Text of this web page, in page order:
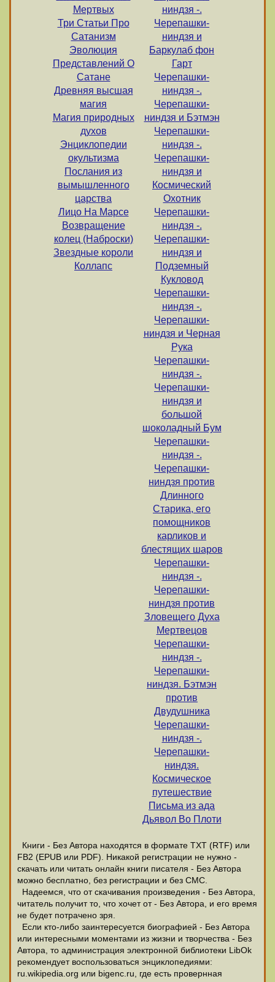
Мертвых
Три Статьи Про
Сатанизм
Эволюция
Представлений О
Сатане
Древняя высшая
магия
Магия природных
духов
Энциклопедии
окультизма
Послания из
вымышленного
царства
Лицо На Марсе
Возвращение
колец (Наброски)
Звездные короли
Коллапс
ниндзя -.
Черепашки-
ниндзя и
Баркулаб фон
Гарт
Черепашки-
ниндзя -.
Черепашки-
ниндзя и Бэтмэн
Черепашки-
ниндзя -.
Черепашки-
ниндзя и
Космический
Охотник
Черепашки-
ниндзя -.
Черепашки-
ниндзя и
Подземный
Кукловод
Черепашки-
ниндзя -.
Черепашки-
ниндзя и Черная
Рука
Черепашки-
ниндзя -.
Черепашки-
ниндзя и
большой
шоколадный Бум
Черепашки-
ниндзя -.
Черепашки-
ниндзя против
Длинного
Старика, его
помощников
карликов и
блестящих шаров
Черепашки-
ниндзя -.
Черепашки-
ниндзя против
Зловещего Духа
Мертвецов
Черепашки-
ниндзя -.
Черепашки-
ниндзя. Бэтмэн
против
Двудушника
Черепашки-
ниндзя -.
Черепашки-
ниндзя.
Космическое
путешествие
Письма из ада
Дьявол Во Плоти
Книги - Без Автора находятся в формате ТХТ (RTF) или
FB2 (EPUB или PDF). Никакой регистрации не нужно -
скачать или читать онлайн книги писателя - Без Автора
можно бесплатно, без регистрации и без СМС.
Надеемся, что от скачивания произведения - Без Автора,
читатель получит то, что хочет от - Без Автора, и его время
не будет потрачено зря.
Если кто-либо заинтересуется биографией - Без Автора
или интересными моментами из жизни и творчества - Без
Автора, то администрация электронной библиотеки LibOk
рекомендует воспользоваться энциклопедиями:
ru.wikipedia.org или bigenc.ru, где есть провернная